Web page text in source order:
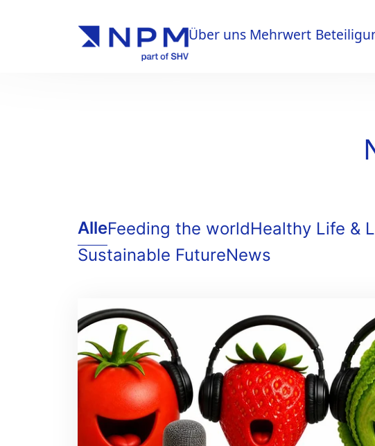
Über uns Mehrwert
AlleFeeding the worldHealthy Life &
Sustainable FutureNews